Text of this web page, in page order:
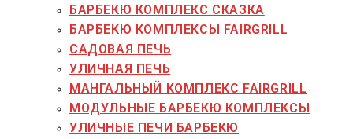
БАРБЕКЮ КОМПЛЕКС СКАЗКА
БАРБЕКЮ КОМПЛЕКСЫ FAIRGRILL
САДОВАЯ ПЕЧЬ
УЛИЧНАЯ ПЕЧЬ
МАНГАЛЬНЫЙ КОМПЛЕКС FAIRGRILL
МОДУЛЬНЫЕ БАРБЕКЮ КОМПЛЕКСЫ
УЛИЧНЫЕ ПЕЧИ БАРБЕКЮ